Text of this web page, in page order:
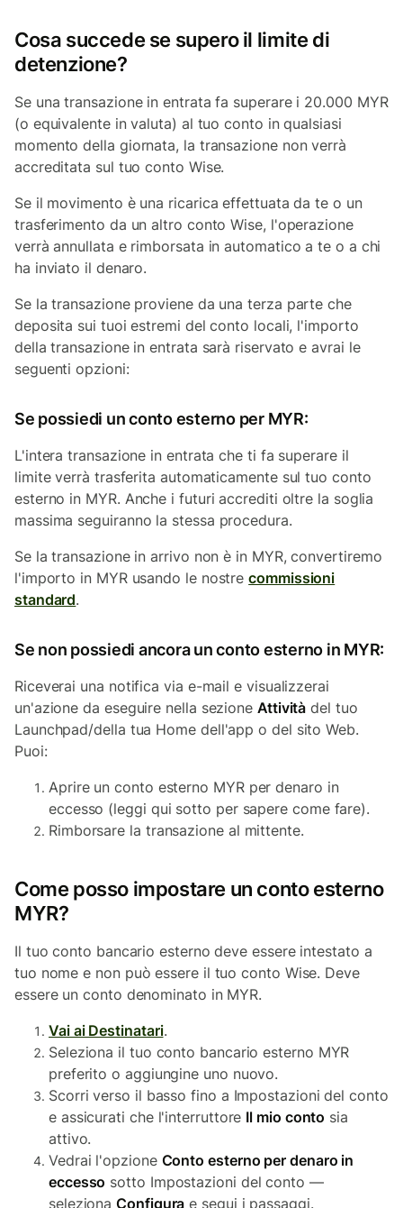
Cosa succede se supero il limite di
detenzione?
Se una transazione in entrata fa superare i 20.000 MYR
(o equivalente in valuta) al tuo conto in qualsiasi
momento della giornata, la transazione non verrà
accreditata sul tuo conto Wise.
Se il movimento è una ricarica effettuata da te o un
trasferimento da un altro conto Wise, l'operazione
verrà annullata e rimborsata in automatico a te o a chi
ha inviato il denaro.
Se la transazione proviene da una terza parte che
deposita sui tuoi estremi del conto locali, l'importo
della transazione in entrata sarà riservato e avrai le
seguenti opzioni:
Se possiedi un conto esterno per MYR:
L'intera transazione in entrata che ti fa superare il
limite verrà trasferita automaticamente sul tuo conto
esterno in MYR. Anche i futuri accrediti oltre la soglia
massima seguiranno la stessa procedura.
Se la transazione in arrivo non è in MYR, convertiremo
l'importo in MYR usando le nostrecommissioni
standard.
Se non possiedi ancora un conto esterno in MYR:
Riceverai una notifica via e-mail e visualizzerai
un'azione da eseguire nella sezione Attività del tuo
Launchpad/della tua Home dell'app o del sito Web.
Puoi:
Aprire un conto esterno MYR per denaro in
eccesso (leggi qui sotto per sapere come fare).
Rimborsare la transazione al mittente.
Come posso impostare un conto esterno
MYR?
Il tuo conto bancario esterno deve essere intestato a
tuo nome e non può essere il tuo conto Wise. Deve
essere un conto denominato in MYR.
Vai ai Destinatari.
Seleziona il tuo conto bancario esterno MYR
preferito o aggiungine uno nuovo.
Scorri verso il basso fino a Impostazioni del conto
e assicurati che l'interruttore Il mio conto sia
attivo.
Vedrai l'opzione Conto esterno per denaro in
eccesso sotto Impostazioni del conto —
selezionaConfigura e segui i passaggi.